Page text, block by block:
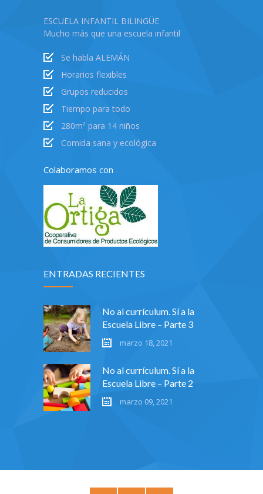
ESCUELA INFANTIL BILINGÜE
Mucho más que una escuela infantil
Se habla ALEMÁN
Horarios flexibles
Grupos reducidos
Tiempo para todo
280m² para 14 niños
Comida sana y ecológica
Colaboramos con
ENTRADAS RECIENTES
No al currículum. Sí a la
Escuela Libre – Parte 3
marzo 18, 2021
No al currículum. Sí a la
Escuela Libre – Parte 2
marzo 09, 2021